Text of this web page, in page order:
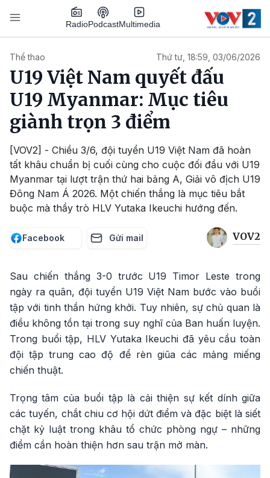
Nhảy đến nội dung
RadioPodcastMultimedia
Thể thao Thứ tư, 18:59, 03/06/2026
U19 Việt Nam quyết đấu
U19 Myanmar: Mục tiêu
giành trọn 3 điểm
[VOV2] - Chiều 3/6, đội tuyển U19 Việt Nam đã hoàn
tất khâu chuẩn bị cuối cùng cho cuộc đối đầu với U19
Myanmar tại lượt trận thứ hai bảng A, Giải vô địch U19
Đông Nam Á 2026. Một chiến thắng là mục tiêu bắt
buộc mà thầy trò HLV Yutaka Ikeuchi hướng đến.
Facebook Gửi mail VOV2
Sau chiến thắng 3-0 trước U19 Timor Leste trong
ngày ra quân, đội tuyển U19 Việt Nam bước vào buổi
tập với tinh thần hứng khởi. Tuy nhiên, sự chủ quan là
điều không tồn tại trong suy nghĩ của Ban huấn luyện.
Trong buổi tập, HLV Yutaka Ikeuchi đã yêu cầu toàn
đội tập trung cao độ để rèn giũa các mảng miếng
chiến thuật.
Trọng tâm của buổi tập là cải thiện sự kết dính giữa
các tuyến, chắt chiu cơ hội dứt điểm và đặc biệt là siết
chặt kỷ luật trong khâu tổ chức phòng ngự – những
điểm cần hoàn thiện hơn sau trận mở màn.